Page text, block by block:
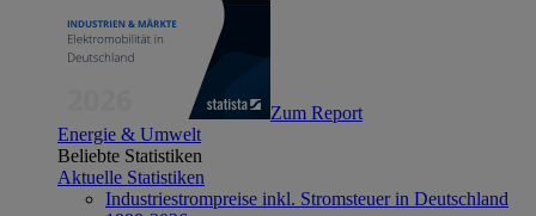
Zum Report
Energie & Umwelt
Beliebte Statistiken
Aktuelle Statistiken
Industriestrompreise inkl. Stromsteuer in Deutschland